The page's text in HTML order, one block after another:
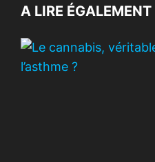
A LIRE ÉGALEMENT